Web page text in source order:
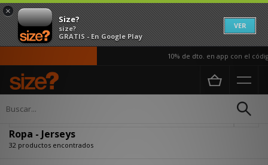
×
Size?
size?
GRATIS - En Google Play
VER
10% de dto. en app con el código
Página principal
Ropa - Jerseys
32 productos encontrados